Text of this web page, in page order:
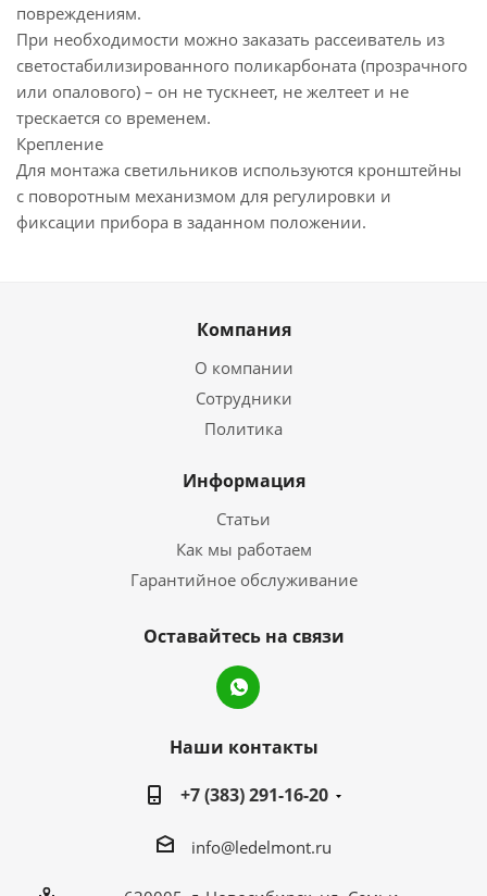
повреждениям.
При необходимости можно заказать рассеиватель из
светостабилизированного поликарбоната (прозрачного
или опалового) – он не тускнеет, не желтеет и не
трескается со временем.
Крепление
Для монтажа светильников используются кронштейны
с поворотным механизмом для регулировки и
фиксации прибора в заданном положении.
Компания
О компании
Сотрудники
Политика
Информация
Статьи
Как мы работаем
Гарантийное обслуживание
Оставайтесь на связи
Наши контакты
+7 (383) 291-16-20
info@ledelmont.ru